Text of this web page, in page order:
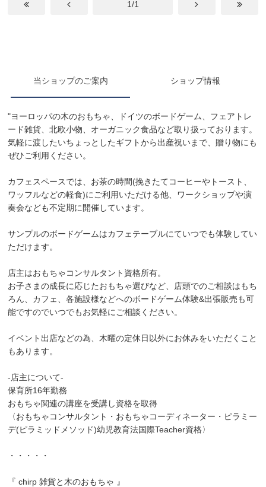
1/1
当ショップのご案内 ショップ情報
"ヨーロッパの木のおもちゃ、ドイツのボードゲーム、フェアトレ
ード雑貨、北欧小物、オーガニック食品など取り扱っております。
気軽に渡したいちょっとしたギフトから出産祝いまで、贈り物にも
ぜひご利用ください。
カフェスペースでは、お茶の時間(挽きたてコーヒーやトースト、
ワッフルなどの軽食)にご利用いただける他、ワークショップや演
奏会なども不定期に開催しています。
サンプルのボードゲームはカフェテーブルにていつでも体験してい
ただけます。
店主はおもちゃコンサルタント資格所有。
お子さまの成長に応じたおもちゃ選びなど、店頭でのご相談はもち
ろん、カフェ、各施設様などへのボードゲーム体験&出張販売も可
能ですのでいつでもお気軽にご相談ください。
イベント出店などの為、木曜の定休日以外にお休みをいただくこと
もあります。
-店主について-
保育所16年勤務
おもちゃ関連の講座を受講し資格を取得
〈おもちゃコンサルタント・おもちゃコーディネーター・ピラミー
デ(ピラミッドメソッド)幼児教育法国際Teacher資格〉
・・・・・
『 chirp 雑貨と木のおもちゃ 』